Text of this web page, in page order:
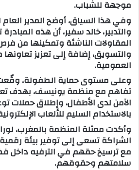
موجهة للشباب.
وفي هذا السياق، أوضح المدير العام
والتدبير، خالد سفير، أن هذه
المقاولات الناشئة وتمكينها من
والتسويق، إضافة إلى تعزيز
العمومية.
وعلى مستوى حماية الطفولة،
تفاهم مع منظمة يونيسف، بهدف
الآمن لدى الأطفال، وإطلاق حملات
بالاستخدام السليم للألعاب
وأكدت ممثلة المنظمة بالمغرب،
الشراكة تسعى إلى توفير بيئة رقمية
مع ترسيخ حقهم في الترفيه داخل
سلامتهم وحقوقهم.